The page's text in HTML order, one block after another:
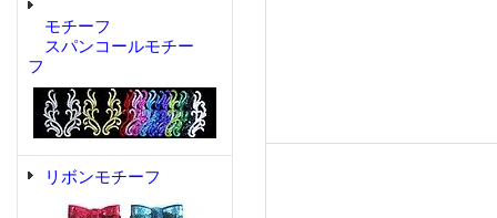
モチーフ
スパンコールモチー
フ
リボンモチーフ